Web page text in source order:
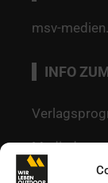
msv-
INFO
Mediadaten
Redaktion